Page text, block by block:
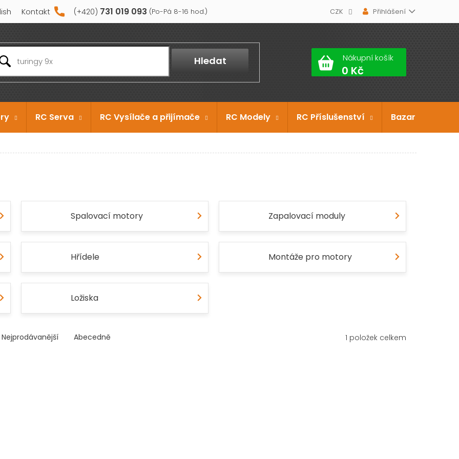
731 019 093
Kontakt CZK Přihlášení
Hledat Nákupní košík
RC Serva RC Vysílače a přijímače RC Modely RC Příslušenství Bazar
Spalovací motory Zapalovací moduly
Hřídele Montáže pro motory
Ložiska
Nejprodávanější Abecedně 1 položek celkem